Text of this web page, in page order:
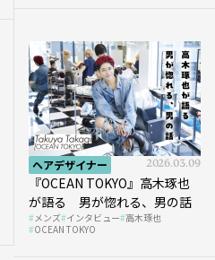
ヘアデザイナー 2026.03.09
『OCEAN TOKYO』高木琢也
が語る 男が惚れる、男の話
メンズ インタビュー 高木琢也
OCEAN TOKYO